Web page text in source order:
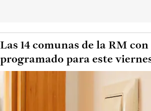
Las 14 comunas de la RM
programado para este